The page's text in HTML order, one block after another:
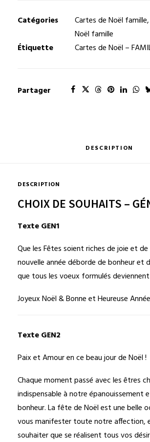
Noël
07
Catégories Cartes de Noël famille,
Noël famille
Étiquette
Cartes de Noël –
Partager
DESCRIPTION
DESCRIPTION
CHOIX DE SOUHAITS –
Texte GEN1
Que les Fêtes soient riches de joie et
nouvelle année déborde de bonheur et
que tous les voeux formulés
Joyeux Noël & Bonne et Heureuse
Texte GEN2
Paix et Amour en ce beau jour de Noël !
Chaque moment passé avec les êtres
indispensable à notre épanouissement
bonheur. La fête de Noël est une belle
vous manifester toute notre affection,
souhaiter que se réalisent tous vos